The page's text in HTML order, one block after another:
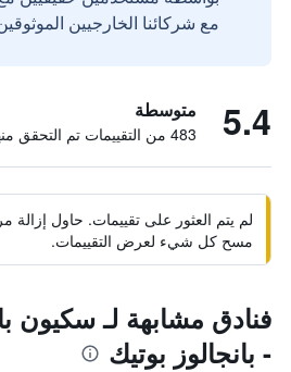
مع شركائنا الخارجيين
5.4 متوسطة
483 من التقييمات تم التحقق منها
لم يتم العثور على تقييمات. حاول إزالة
مسح كل شيء لعرض التقييمات.
فنادق مشابهة لـ سكيون
- بانجالوز بوتيك